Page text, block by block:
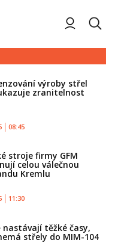
výroby střel
zranitelnost
08:45
stroje firmy GFM
celou válečnou
Kremlu
11:30
nastávají těžké časy,
střely do MIM-104